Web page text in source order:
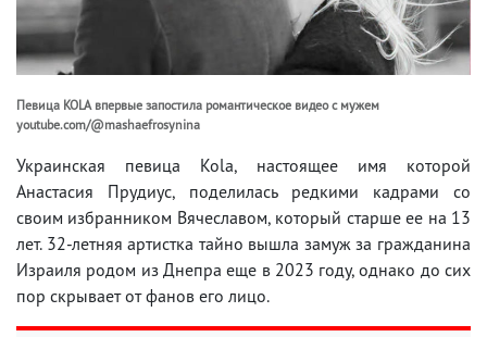
Певица KOLA впервые запостила романтическое видео с мужем
youtube.com/@mashaefrosynina
Украинская певица Kola, настоящее имя которой
Анастасия Прудиус, поделилась редкими кадрами со
своим избранником Вячеславом, который старше ее на 13
лет. 32-летняя артистка тайно вышла замуж за гражданина
Израиля родом из Днепра еще в 2023 году, однако до сих
пор скрывает от фанов его лицо.